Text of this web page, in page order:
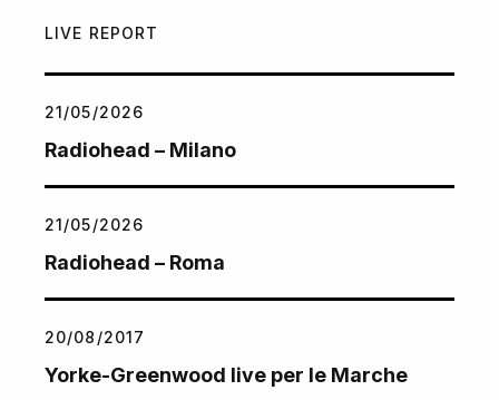
LIVE REPORT
21/05/2026
Radiohead – Milano
21/05/2026
Radiohead – Roma
20/08/2017
Yorke-Greenwood live per le Marche